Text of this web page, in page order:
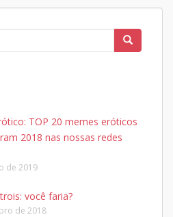
TOP 20 memes eróticos
2018 nas nossas redes
de 2019
você faria?
de 2018